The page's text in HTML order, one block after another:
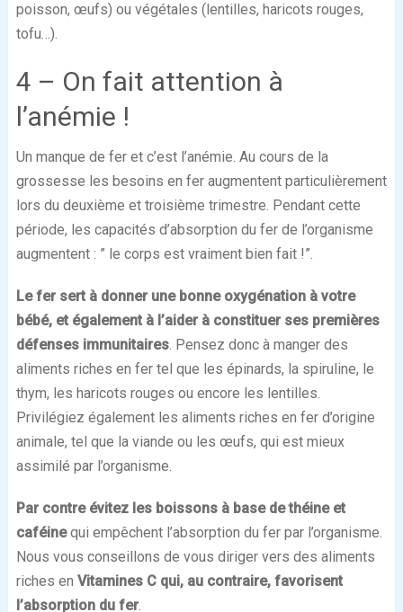
poisson, œufs) ou végétales (lentilles, haricots rouges,
tofu…).
4 – On fait attention à
l’anémie !
Un manque de fer et c’est l’anémie. Au cours de la
grossesse les besoins en fer augmentent particulièrement
lors du deuxième et troisième trimestre. Pendant cette
période, les capacités d’absorption du fer de l’organisme
augmentent : ” le corps est vraiment bien fait !”.
Le fer sert à donner une bonne oxygénation à votre
bébé, et également à l’aider à constituer ses premières
défenses immunitaires. Pensez donc à manger des
aliments riches en fer tel que les épinards, la spiruline, le
thym, les haricots rouges ou encore les lentilles.
Privilégiez également les aliments riches en fer d’origine
animale, tel que la viande ou les œufs, qui est mieux
assimilé par l’organisme.
Par contre évitez les boissons à base de théine et
caféinequi empêchent l’absorption du fer par l’organisme.
Nous vous conseillons de vous diriger vers des aliments
riches en Vitamines C qui, au contraire, favorisent
l’absorption du fer.